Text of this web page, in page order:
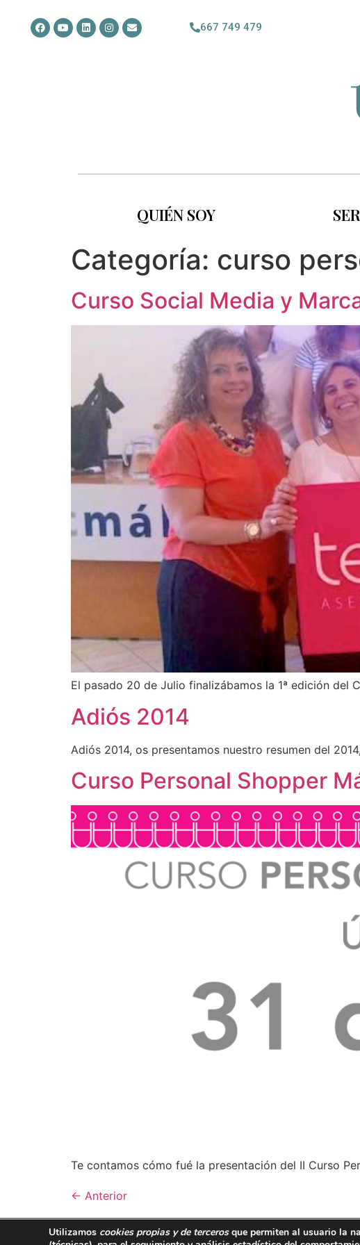
667 749 479
QUIÉN SOY
Categoría: curso
Curso Social Media y
El pasado 20 de Julio finalizábamos la 1ª edición del
Adiós 2014
Adiós 2014, os presentamos nuestro resumen del
Curso Personal Shopper
Te contamos cómo fué la presentación del II Curso
← Anterior
667 749 479
Utilizamos cookies propias y de tercerosque permiten al usuario la